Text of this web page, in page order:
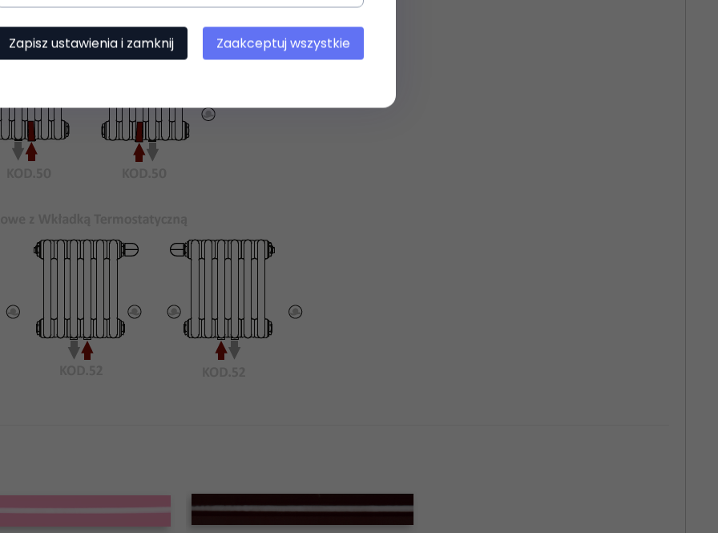
Zapisz ustawienia i zamknij Zaakceptuj wszystkie